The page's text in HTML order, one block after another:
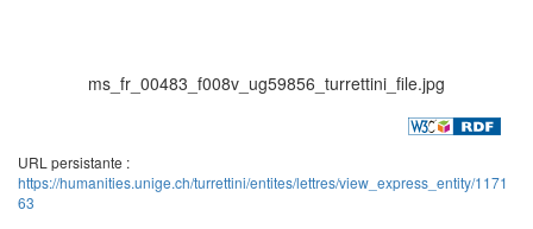
ms_fr_00483_f008v_ug59856_turrettini_file.jpg
URL persistante :
https://humanities.unige.ch/turrettini/entites/lettres/view_express_entity/1171
63